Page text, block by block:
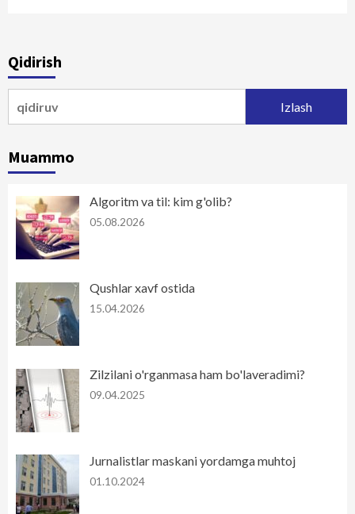
Qidirish
Muammo
Algoritm va til: kim g'olib?
05.08.2026
Qushlar xavf ostida
15.04.2026
Zilzilani o'rganmasa ham bo'laveradimi?
09.04.2025
Jurnalistlar maskani yordamga muhtoj
01.10.2024